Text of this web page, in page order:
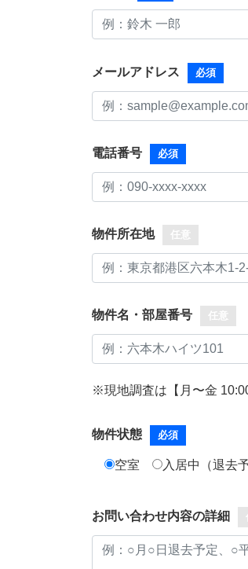
メールアドレス 必須
電話番号 必須
物件所在地 任意
物件名・部屋番号 任意
※現地調査は【月〜金
物件状態 必須
空室 入居中（退去予
お問い合わせ内容の詳細